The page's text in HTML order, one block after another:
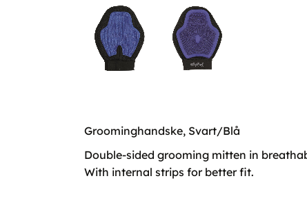
Groominghandske, Svart/Blå
Double-sided grooming mitten in
With internal strips for better fit.